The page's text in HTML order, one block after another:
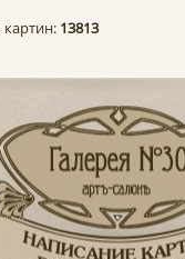
картин: 13813